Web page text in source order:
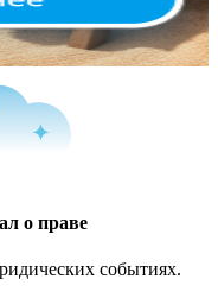
о праве
событиях.